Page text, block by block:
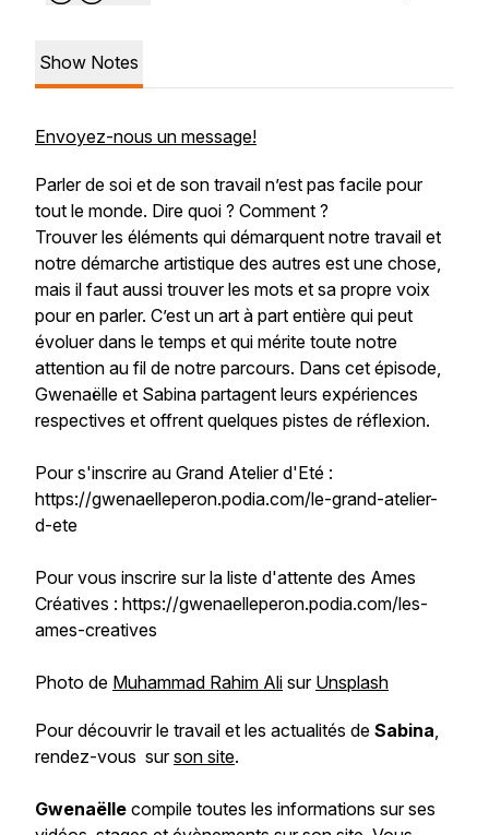
Show Notes
Envoyez-nous un message!
Parler de soi et de son travail n’est pas facile pour
tout le monde. Dire quoi ? Comment ?
Trouver les éléments qui démarquent notre travail et
notre démarche artistique des autres est une chose,
mais il faut aussi trouver les mots et sa propre voix
pour en parler. C’est un art à part entière qui peut
évoluer dans le temps et qui mérite toute notre
attention au fil de notre parcours. Dans cet épisode,
Gwenaëlle et Sabina partagent leurs expériences
respectives et offrent quelques pistes de réflexion.
Pour s'inscrire au Grand Atelier d'Eté :
https://gwenaelleperon.podia.com/le-grand-atelier-
d-ete
Pour vous inscrire sur la liste d'attente des Ames
Créatives : https://gwenaelleperon.podia.com/les-
ames-creatives
Photo de Muhammad Rahim Ali sur Unsplash
Pour découvrir le travail et les actualités de Sabina,
rendez-vous surson site.
Gwenaëlle compile toutes les informations sur ses